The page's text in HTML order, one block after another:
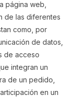
página web,
de las diferentes
como, por
de datos,
de acceso
integran un
de un pedido,
en un